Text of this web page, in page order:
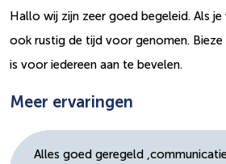
Hallo wij zijn zeer goed begeleid. Als
ook rustig de tijd voor genomen. Bieze
is voor iedereen aan te bevelen.
Meer ervaringen
Alles goed geregeld